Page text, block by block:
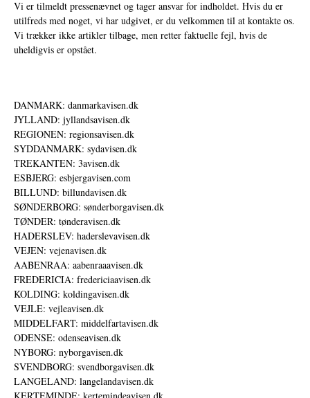
Vi er tilmeldt pressenævnet og tager ansvar for indholdet. Hvis du er
utilfreds med noget, vi har udgivet, er du velkommen til at kontakte os.
Vi trækker ikke artikler tilbage, men retter faktuelle fejl, hvis de
uheldigvis er opstået.
DANMARK: danmarkavisen.dk
JYLLAND: jyllandsavisen.dk
REGIONEN: regionsavisen.dk
SYDDANMARK: sydavisen.dk
TREKANTEN: 3avisen.dk
ESBJERG: esbjergavisen.com
BILLUND: billundavisen.dk
SØNDERBORG: sønderborgavisen.dk
TØNDER: tønderavisen.dk
HADERSLEV: haderslevavisen.dk
VEJEN: vejenavisen.dk
AABENRAA: aabenraaavisen.dk
FREDERICIA: fredericiaavisen.dk
KOLDING: koldingavisen.dk
VEJLE: vejleavisen.dk
MIDDELFART: middelfartavisen.dk
ODENSE: odenseavisen.dk
NYBORG: nyborgavisen.dk
SVENDBORG: svendborgavisen.dk
LANGELAND: langelandavisen.dk
KERTEMINDE: kertemindeavisen.dk